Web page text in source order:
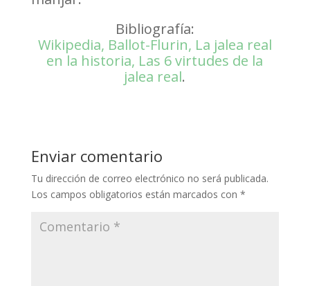
Bibliografía:
Wikipedia, Ballot-Flurin, La jalea real
en la historia, Las 6 virtudes de la
jalea real.
Enviar comentario
Tu dirección de correo electrónico no será publicada.
Los campos obligatorios están marcados con *